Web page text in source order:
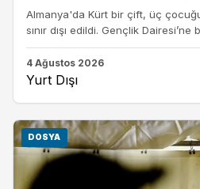
Almanya'da Kürt bir çift, üç
sınır dışı edildi. Gençlik Dairesi’ne
4 Ağustos 2026
Yurt Dışı
DOSYA